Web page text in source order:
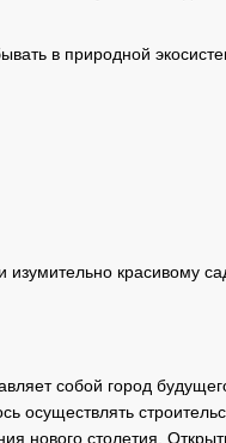
в природной
изумительно красивому
собой город
осуществлять
нового столетия.